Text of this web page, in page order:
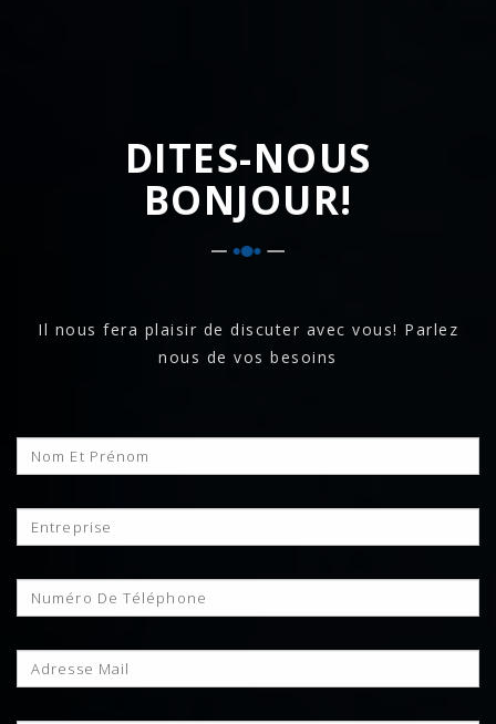
DITES-NOUS
BONJOUR!
Il nous fera plaisir de discuter avec vous! Parlez
nous de vos besoins